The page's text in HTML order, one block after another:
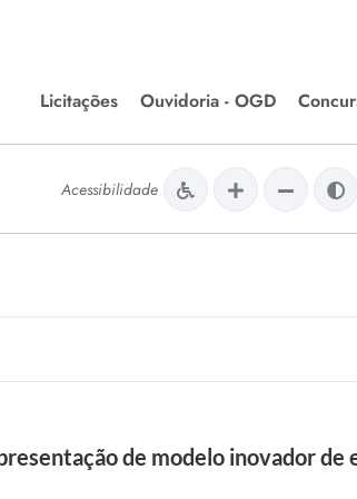
Licitações
de Licitações
Públicos
Ouvidoria - OGD
Meio Ambiente
Acessibilidade
de modelo inovador de